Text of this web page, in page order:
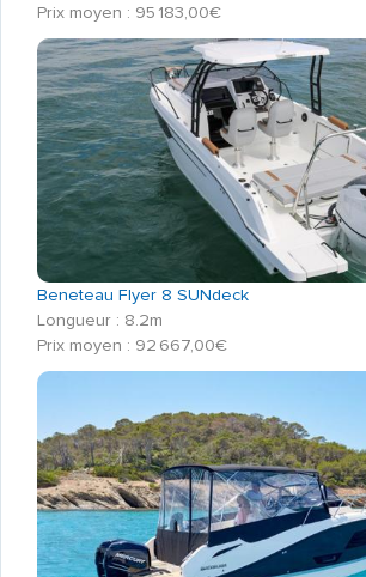
Prix moyen : 95 183,00€
Beneteau Flyer 8 SUNdeck
Longueur : 8.2m
Prix moyen : 92 667,00€